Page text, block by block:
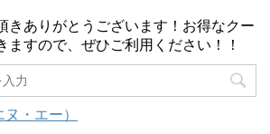
きありがとうございます！お得なクー
ますので、ぜひご利用ください！！
・エー）